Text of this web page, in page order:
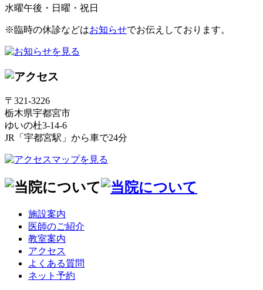
水曜午後・日曜・祝日
※臨時の休診などはお知らせでお伝えしております。
〒321-3226
栃木県宇都宮市
ゆいの杜3-14-6
JR「宇都宮駅」から車で24分
施設案内
医師のご紹介
教室案内
アクセス
よくある質問
ネット予約